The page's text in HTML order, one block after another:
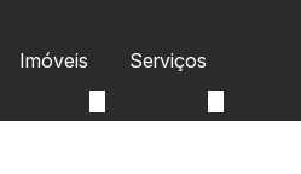
Imóveis Serviços